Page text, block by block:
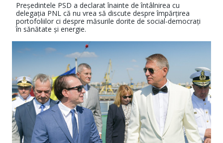
Președintele PSD a declarat înainte de întâlnirea cu
delegația PNL că nu vrea să discute despre împărțirea
portofoliilor ci despre măsurile dorite de social-democrați
în sănătate și energie.